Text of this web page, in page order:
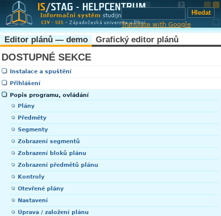
Translate with Google
Editor plánů — demo Grafický editor plánů
DOSTUPNÉ SEKCE
Instalace a spuštění
Přihlášení
Popis programu, ovládání
Plány
Předměty
Segmenty
Zobrazení segmentů
Zobrazení bloků plánu
Zobrazení předmětů plánu
Kontroly
Otevřené plány
Nastavení
Úprava / založení plánu